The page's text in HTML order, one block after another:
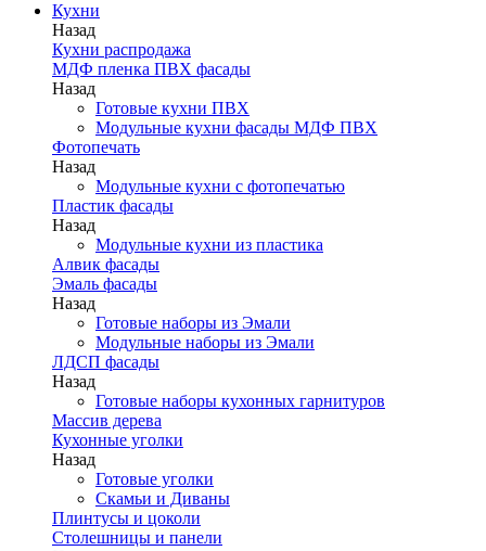
Кухни
Назад
Кухни распродажа
МДФ пленка ПВХ фасады
Назад
Готовые кухни ПВХ
Модульные кухни фасады МДФ ПВХ
Фотопечать
Назад
Модульные кухни с фотопечатью
Пластик фасады
Назад
Модульные кухни из пластика
Алвик фасады
Эмаль фасады
Назад
Готовые наборы из Эмали
Модульные наборы из Эмали
ЛДСП фасады
Назад
Готовые наборы кухонных гарнитуров
Массив дерева
Кухонные уголки
Назад
Готовые уголки
Скамьи и Диваны
Плинтусы и цоколи
Столешницы и панели